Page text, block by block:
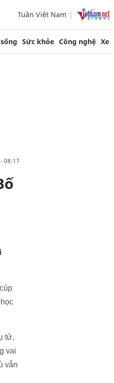
Tuần Việt Nam
Sức khỏe Công nghệ Xe
08:17
tử,
vai
vẫn